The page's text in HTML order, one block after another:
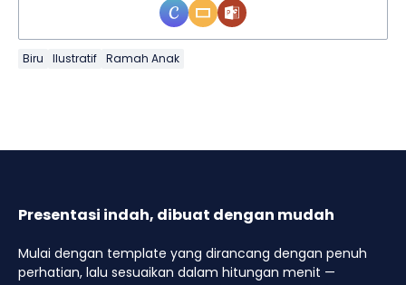
Biru Ilustratif Ramah Anak
Presentasi indah, dibuat dengan mudah
Mulai dengan template yang dirancang dengan penuh
perhatian, lalu sesuaikan dalam hitungan menit —